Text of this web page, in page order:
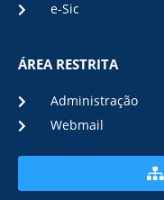
e-Sic
ÁREA RESTRITA
Administração
Webmail